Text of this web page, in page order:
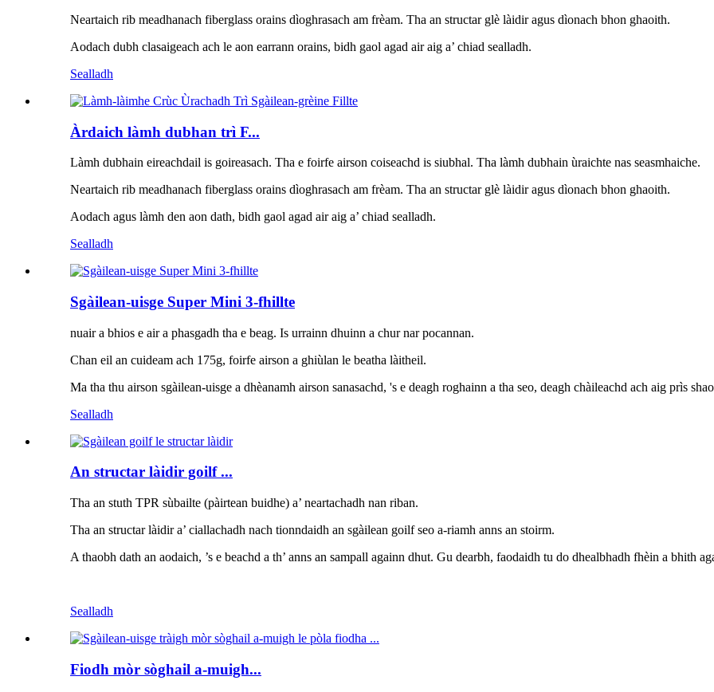
Neartaich rib meadhanach fiberglass orains dìoghrasach am frèam. Tha an structar glè làidir agus dìonach bhon ghaoith.
Aodach dubh clasaigeach ach le aon earrann orains, bidh gaol agad air aig a’ chiad sealladh.
Sealladh
Àrdaich làmh dubhan trì F...
Làmh dubhain eireachdail is goireasach. Tha e foirfe airson coiseachd is siubhal. Tha làmh dubhain ùraichte nas seasmhaiche.
Neartaich rib meadhanach fiberglass orains dìoghrasach am frèam. Tha an structar glè làidir agus dìonach bhon ghaoith.
Aodach agus làmh den aon dath, bidh gaol agad air aig a’ chiad sealladh.
Sealladh
Sgàilean-uisge Super Mini 3-fhillte
nuair a bhios e air a phasgadh tha e beag. Is urrainn dhuinn a chur nar pocannan.
Chan eil an cuideam ach 175g, foirfe airson a ghiùlan le beatha làitheil.
Ma tha thu airson sgàilean-uisge a dhèanamh airson sanasachd, 's e deagh roghainn a tha seo, deagh chàileachd ach aig prìs
Sealladh
An structar làidir goilf ...
Tha an stuth TPR sùbailte (pàirtean buidhe) a’ neartachadh nan riban.
Tha an structar làidir a’ ciallachadh nach tionndaidh an sgàilean goilf seo a-riamh anns an stoirm.
A thaobh dath an aodaich, ’s e beachd a th’ anns an sampall againn dhut. Gu dearbh, faodaidh tu do dhealbhadh fhèin a bhith
Sealladh
Fiodh mòr sòghail a-muigh...